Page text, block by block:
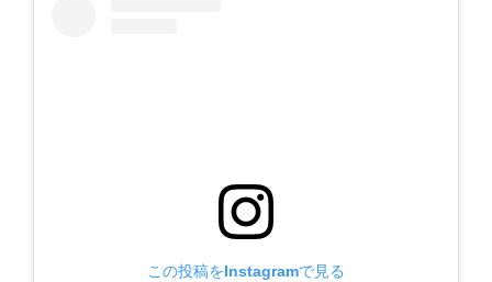
この投稿をInstagramで見る